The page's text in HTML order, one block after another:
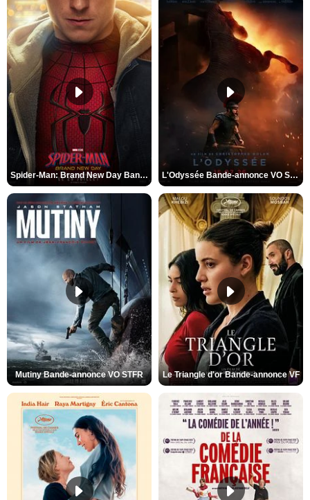
Spider-Man: Brand New Day Bande-annonce VO STFR L'Odyssée Bande-annonce VO STFR
Mutiny Bande-annonce VO STFR Le Triangle d'or Bande-annonce VF